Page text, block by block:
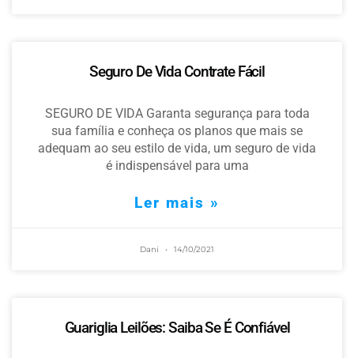
Seguro De Vida Contrate Fácil
SEGURO DE VIDA Garanta segurança para toda
sua família e conheça os planos que mais se
adequam ao seu estilo de vida, um seguro de vida
é indispensável para uma
Ler mais »
Dani 14/10/2021
Guariglia Leilões: Saiba Se É Confiável